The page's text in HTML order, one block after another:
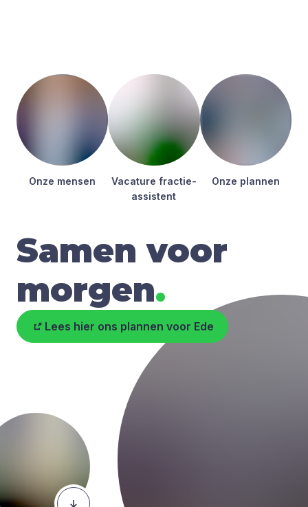
Onze men­sen
Vaca­tu­re frac­tie­
as­sis­tent
Onze plan­nen
Samen voor
morgen.
Lees hier ons plannen voor Ede